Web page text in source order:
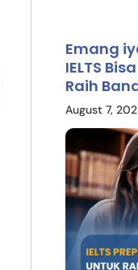
Emang
IELTS
Raih
August 7,